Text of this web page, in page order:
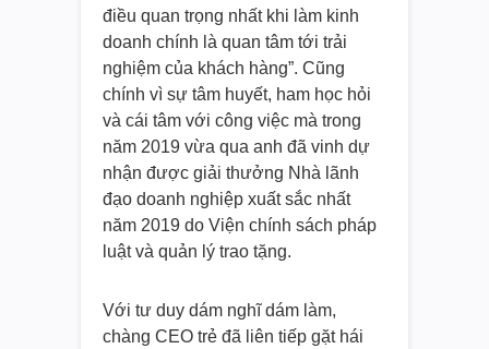
điều quan trọng nhất khi làm kinh
doanh chính là quan tâm tới trải
nghiệm của khách hàng”. Cũng
chính vì sự tâm huyết, ham học hỏi
và cái tâm với công việc mà trong
năm 2019 vừa qua anh đã vinh dự
nhận được giải thưởng Nhà lãnh
đạo doanh nghiệp xuất sắc nhất
năm 2019 do Viện chính sách pháp
luật và quản lý trao tặng.
Với tư duy dám nghĩ dám làm,
chàng CEO trẻ đã liên tiếp gặt hái